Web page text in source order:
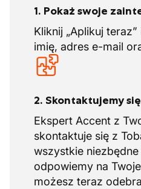
1. Pokaż swoje
Kliknij „Aplikuj
imię, adres e-mail
2. Skontaktujemy
Ekspert Accent z
skontaktuje się z
wszystkie
odpowiemy na
możesz teraz